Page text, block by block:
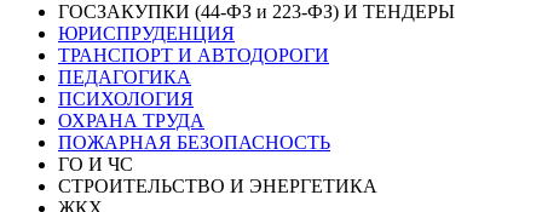
ГОСЗАКУПКИ (44-ФЗ и 223-ФЗ) И ТЕНДЕРЫ
ЮРИСПРУДЕНЦИЯ
ТРАНСПОРТ И АВТОДОРОГИ
ПЕДАГОГИКА
ПСИХОЛОГИЯ
ОХРАНА ТРУДА
ПОЖАРНАЯ БЕЗОПАСНОСТЬ
ГО И ЧС
СТРОИТЕЛЬСТВО И ЭНЕРГЕТИКА